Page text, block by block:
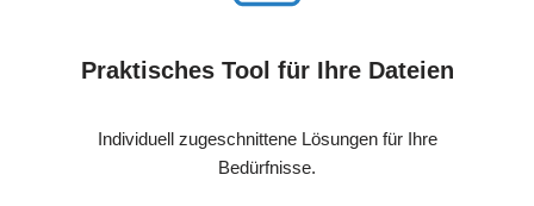
Praktisches Tool für Ihre Dateien
Individuell zugeschnittene Lösungen für Ihre
Bedürfnisse.